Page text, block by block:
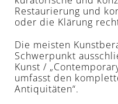
Restaurierung und
oder die Klärung
Die meisten
Schwerpunkt
Kunst /
umfasst den
Antiquitäten“.